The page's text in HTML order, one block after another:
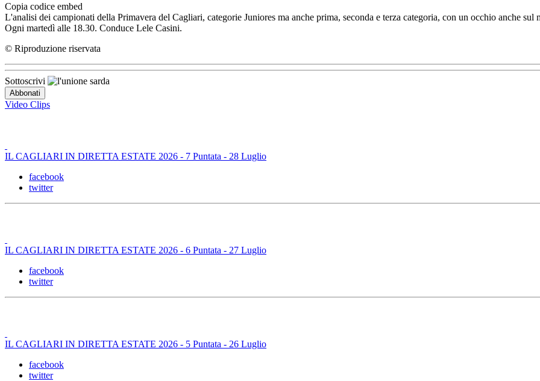
Copia codice embed
L'analisi dei campionati della Primavera del Cagliari, categorie Juniores ma anche prima, seconda e terza categoria, con un occhio anche sul
Ogni martedì alle 18.30. Conduce Lele Casini.
© Riproduzione riservata
Sottoscrivi
Video Clips
IL CAGLIARI IN DIRETTA ESTATE 2026 - 7 Puntata - 28 Luglio
facebook
twitter
IL CAGLIARI IN DIRETTA ESTATE 2026 - 6 Puntata - 27 Luglio
facebook
twitter
IL CAGLIARI IN DIRETTA ESTATE 2026 - 5 Puntata - 26 Luglio
facebook
twitter